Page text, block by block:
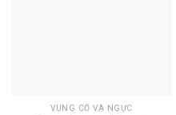
VÙNG CỔ VÀ NGỰC